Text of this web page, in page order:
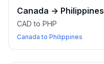
Canada → Philippines
CAD to PHP
Canada to Philippines